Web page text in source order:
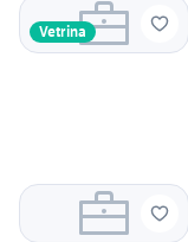
Vetrina